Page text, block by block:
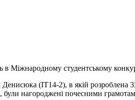
Міжнародному студентському
(ІТ14-2), в якій розроблена
нагороджені почесними